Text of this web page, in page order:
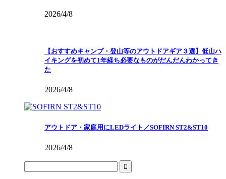
2026/4/8
【おすすめキャンプ・登山等のアウトドアギア３選】低山ハ
イキングを初めて1年経ち必要なものがだんだんわかってき
た
2026/4/8
アウトドア・家庭用にLEDライト／SOFIRN ST2&ST10
2026/4/8